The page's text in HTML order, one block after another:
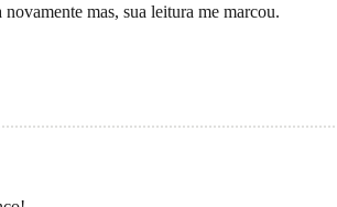
mas, sua leitura me marcou.